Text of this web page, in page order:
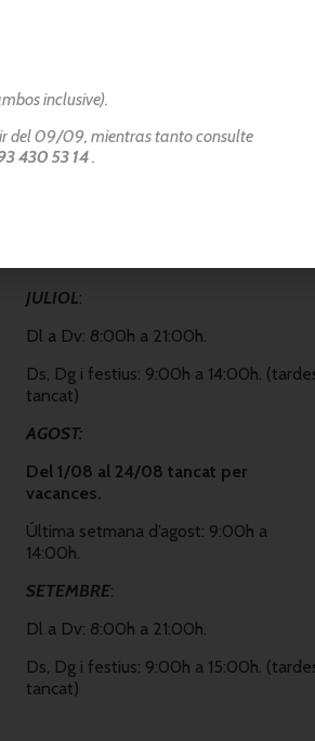
traces d’al·lèrgens; en els nostres
JULIOL:
Dl a Dv: 8:00h a 21:00h.
Ds, Dg i festius: 9:00h a 14:00h.
tancat)
AGOST:
Del 1/08 al 24/08 tancat per
vacances.
Última setmana d’agost: 9:00h a
14:00h.
SETEMBRE:
Dl a Dv: 8:00h a 21:00h.
Ds, Dg i festius: 9:00h a 15:00h.
tancat)
inclusive).
del 09/09, mientras tanto consulte
430 53 14.